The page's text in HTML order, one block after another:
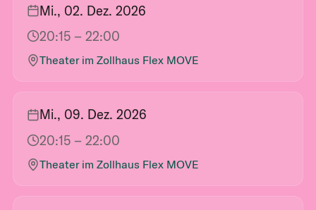
Mi., 02. Dez. 2026
20:15 – 22:00
Theater im Zollhaus Flex MOVE
Mi., 09. Dez. 2026
20:15 – 22:00
Theater im Zollhaus Flex MOVE